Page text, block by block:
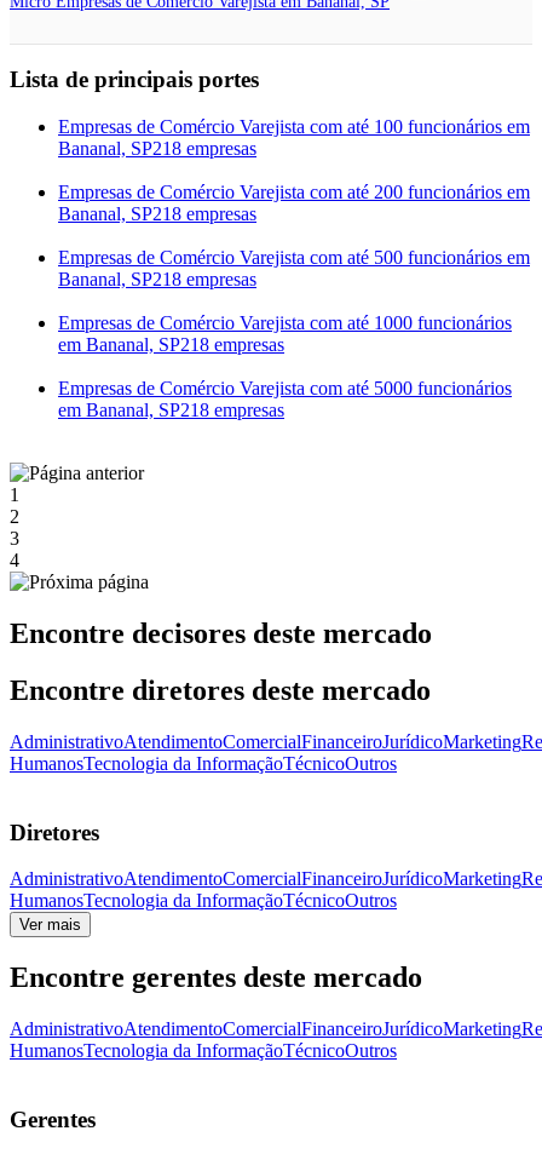
Lista de principais portes
Empresas de Comércio Varejista com até 100 funcionários em
Bananal, SP218 empresas
Empresas de Comércio Varejista com até 200 funcionários em
Bananal, SP218 empresas
Empresas de Comércio Varejista com até 500 funcionários em
Bananal, SP218 empresas
Empresas de Comércio Varejista com até 1000 funcionários
em Bananal, SP218 empresas
Empresas de Comércio Varejista com até 5000 funcionários
em Bananal, SP218 empresas
1
2
3
4
Encontre decisores deste mercado
Encontre diretores deste mercado
AdministrativoAtendimentoComercialFinanceiroJurídicoMarketing
HumanosTecnologia da InformaçãoTécnicoOutros
Diretores
AdministrativoAtendimentoComercialFinanceiroJurídicoMarketing
HumanosTecnologia da InformaçãoTécnicoOutros
Ver mais
Encontre gerentes deste mercado
AdministrativoAtendimentoComercialFinanceiroJurídicoMarketing
HumanosTecnologia da InformaçãoTécnicoOutros
Gerentes